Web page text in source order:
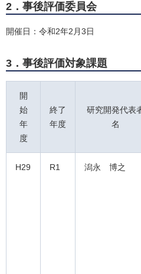
2．事後評価委員会
開催日：令和2年2月3日
3．事後評価対象課題
開
始
年
度
終了
年度
研究開発代表
名
H29 R1 潟永 博之